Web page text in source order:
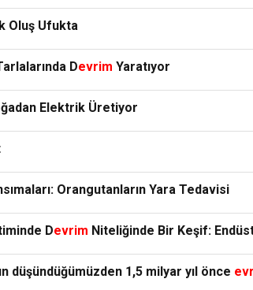
Oluş Ufukta
Devrim Yaratıyor
Elektrik Üretiyor
Orangutanların Yara Tedavisi
Devrim Niteliğinde Bir Keşif:
düşündüğümüzden 1,5 milyar yıl önce